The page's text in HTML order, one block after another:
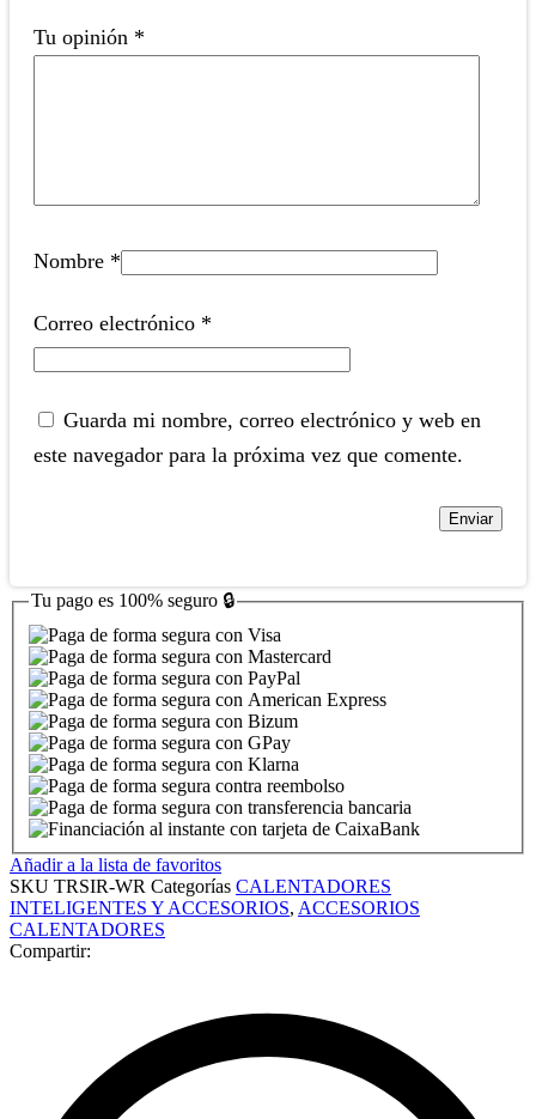
Tu opinión *
Nombre *
Correo electrónico *
Guarda mi nombre, correo electrónico y web en
este navegador para la próxima vez que comente.
Tu pago es 100% seguro 🔒
Añadir a la lista de favoritos
SKU TRSIR-WR Categorías CALENTADORES
INTELIGENTES Y ACCESORIOS, ACCESORIOS
CALENTADORES
Compartir: